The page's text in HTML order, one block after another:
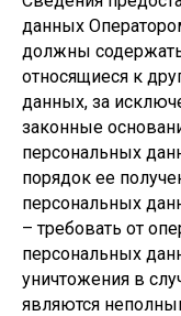
данных
должны
относящиеся к
данных, за
законные
персональных
порядок ее
персональных
– требовать от
персональных
уничтожения в
являются